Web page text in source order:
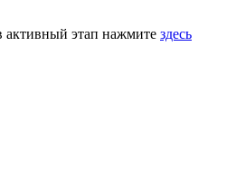
активный этап нажмите здесь